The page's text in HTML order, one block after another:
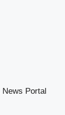
News Portal